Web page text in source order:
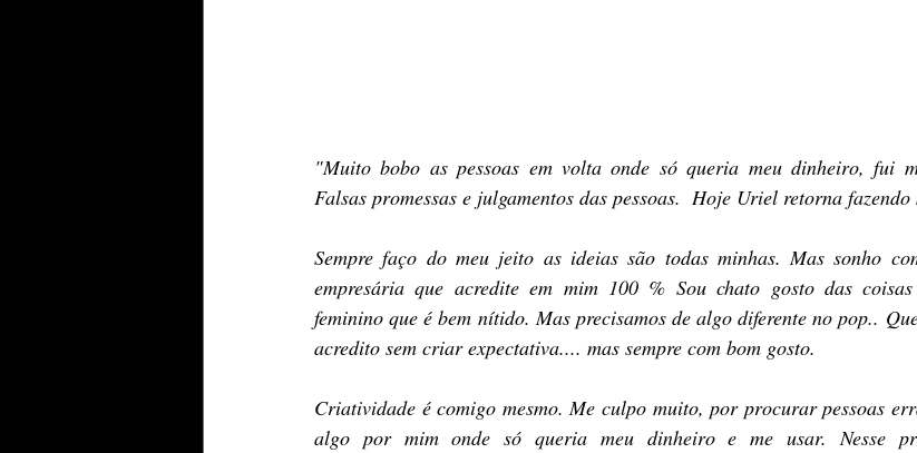
"Muito bobo as pessoas em volta onde só queria meu dinheiro, fui
Falsas promessas e julgamentos das pessoas.  Hoje Uriel retorna
Sempre faço do meu jeito as ideias são todas minhas. Mas sonho
empresária que acredite em mim 100 % Sou chato gosto das
feminino que é bem nítido. Mas precisamos de algo diferente no pop..
acredito sem criar expectativa.... mas sempre com bom gosto.
Criatividade é comigo mesmo. Me culpo muito, por procurar pessoas
algo por mim onde só queria meu dinheiro e me usar. Nesse